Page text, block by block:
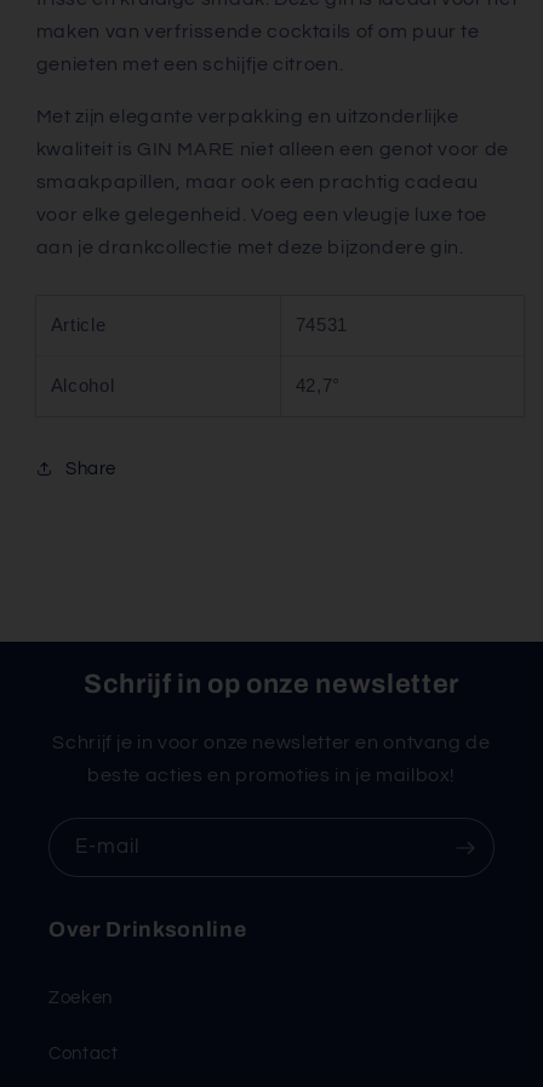
maken van verfrissende cocktails of om puur te
genieten met een schijfje citroen.
Met zijn elegante verpakking en uitzonderlijke
kwaliteit is GIN MARE niet alleen een genot voor de
smaakpapillen, maar ook een prachtig cadeau
voor elke gelegenheid. Voeg een vleugje luxe toe
aan je drankcollectie met deze bijzondere gin.
Article 74531
Alcohol 42,7°
Share
Schrijf in op onze newsletter
Schrijf je in voor onze newsletter en ontvang de
beste acties en promoties in je mailbox!
E‑mail
Over Drinksonline
Zoeken
Contact